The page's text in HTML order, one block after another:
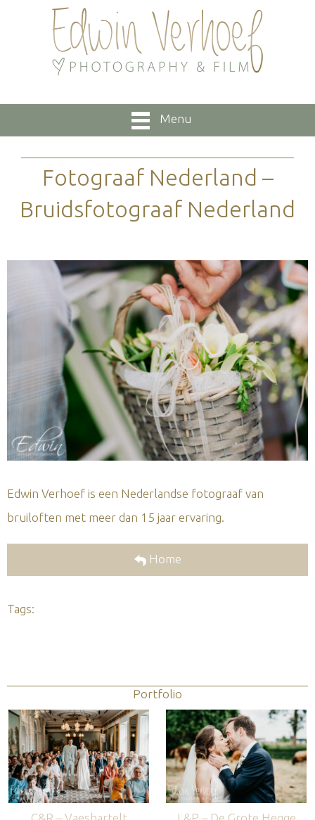
Menu
Fotograaf Nederland –
Bruidsfotograaf Nederland
Edwin Verhoef is een Nederlandse fotograaf van
bruiloften met meer dan 15 jaar ervaring.
Home
Tags:
Portfolio